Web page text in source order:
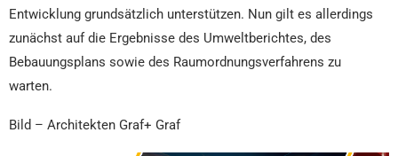
Entwicklung grundsätzlich unterstützen. Nun gilt es allerdings
zunächst auf die Ergebnisse des Umweltberichtes, des
Bebauungsplans sowie des Raumordnungsverfahrens zu
warten.
Bild – Architekten Graf+ Graf